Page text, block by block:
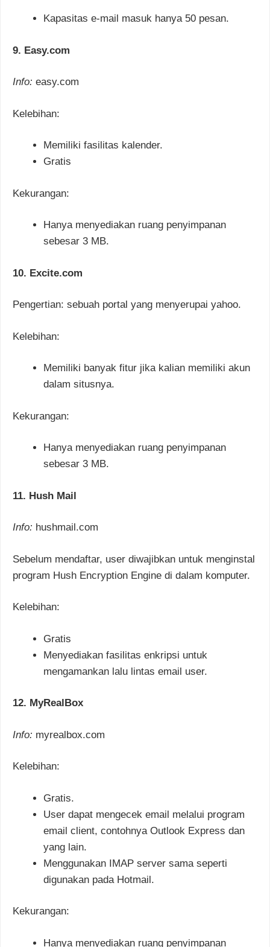
Kapasitas e-mail masuk hanya 50 pesan.
9. Easy.com
Info: easy.com
Kelebihan:
Memiliki fasilitas kalender.
Gratis
Kekurangan:
Hanya menyediakan ruang penyimpanan
sebesar 3 MB.
10. Excite.com
Pengertian: sebuah portal yang menyerupai yahoo.
Kelebihan:
Memiliki banyak fitur jika kalian memiliki akun
dalam situsnya.
Kekurangan:
Hanya menyediakan ruang penyimpanan
sebesar 3 MB.
11. Hush Mail
Info: hushmail.com
Sebelum mendaftar, user diwajibkan untuk menginstal
program Hush Encryption Engine di dalam komputer.
Kelebihan:
Gratis
Menyediakan fasilitas enkripsi untuk
mengamankan lalu lintas email user.
12. MyRealBox
Info: myrealbox.com
Kelebihan:
Gratis.
User dapat mengecek email melalui program
email client, contohnya Outlook Express dan
yang lain.
Menggunakan IMAP server sama seperti
digunakan pada Hotmail.
Kekurangan:
Hanya menyediakan ruang penyimpanan